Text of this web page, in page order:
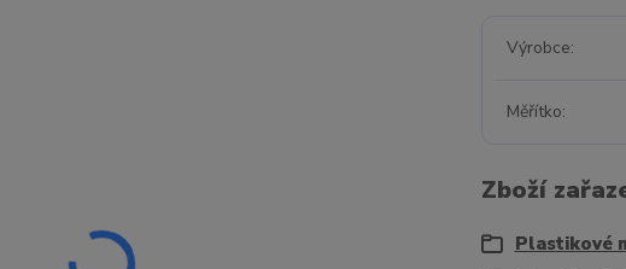
Výrobce
Měřítko
Zboží
Plastikové